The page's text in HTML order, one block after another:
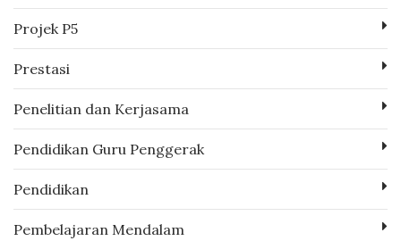
Projek P5
Prestasi
Penelitian dan Kerjasama
Pendidikan Guru Penggerak
Pendidikan
Pembelajaran Mendalam